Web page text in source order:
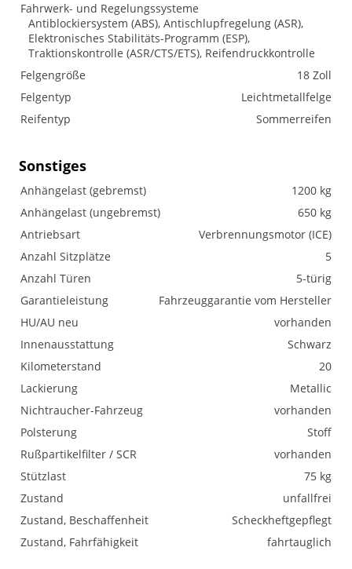
Fahrwerk- und Regelungssysteme
Antiblockiersystem (ABS), Antischlupfregelung (ASR),
Elektronisches Stabilitäts-Programm (ESP),
Traktionskontrolle (ASR/CTS/ETS), Reifendruckkontrolle
Felgengröße
18 Zoll
Felgentyp
Leichtmetallfelge
Reifentyp
Sommerreifen
Sonstiges
Anhängelast (gebremst)
1200 kg
Anhängelast (ungebremst)
650 kg
Antriebsart
Verbrennungsmotor (ICE)
Anzahl Sitzplätze
5
Anzahl Türen
5-türig
Garantieleistung
Fahrzeuggarantie vom Hersteller
HU/AU neu
vorhanden
Innenausstattung
Schwarz
Kilometerstand
20
Lackierung
Metallic
Nichtraucher-Fahrzeug
vorhanden
Polsterung
Stoff
Rußpartikelfilter / SCR
vorhanden
Stützlast
75 kg
Zustand
unfallfrei
Zustand, Beschaffenheit
Scheckheftgepflegt
Zustand, Fahrfähigkeit
fahrtauglich